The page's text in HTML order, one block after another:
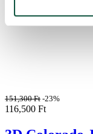
151,300Ft -23%
116,500 Ft